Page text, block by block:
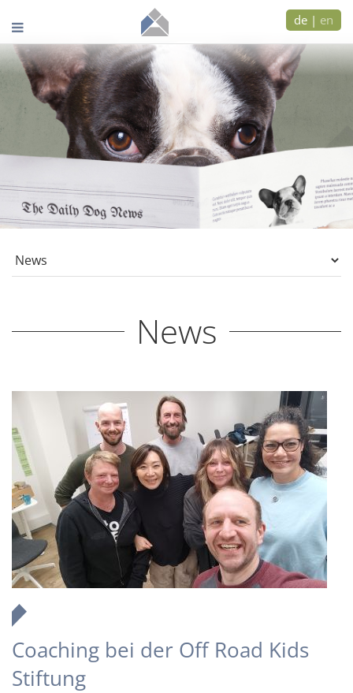
de | en
News
Coaching bei der Off Road Kids
Stiftung